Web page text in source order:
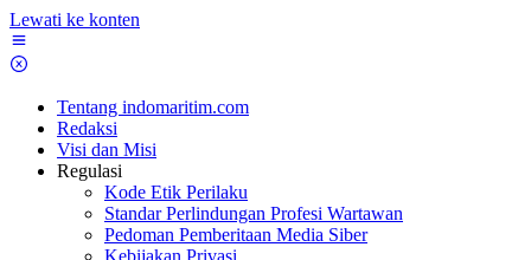
Lewati ke konten
Tentang indomaritim.com
Redaksi
Visi dan Misi
Regulasi
Kode Etik Perilaku
Standar Perlindungan Profesi Wartawan
Pedoman Pemberitaan Media Siber
Kebijakan Privasi